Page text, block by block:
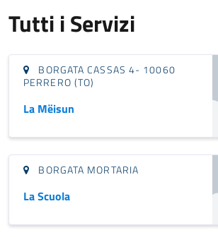
Tutti i Servizi
BORGATA CASSAS 4- 10060
PERRERO (TO)
La Mëisun
BORGATA MORTARIA
La Scuola